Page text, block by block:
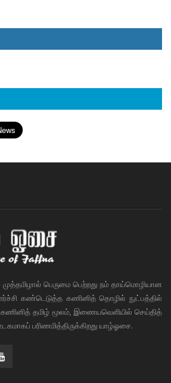
பெருமை பெற்றது நம் தாய்மொழியான
கண்டெடுத்த கணினித் தொழில் நுட்பத்தில்
தமிழ் மூலம், இணையவெளியில் செய்தித்
பரிணமித்திருக்கிறது யாழ்ஓசை.